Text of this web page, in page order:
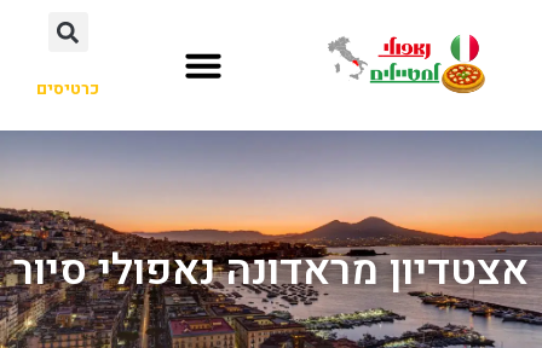
כרטיסים
אצטדיון מראדונה נאפולי סיור